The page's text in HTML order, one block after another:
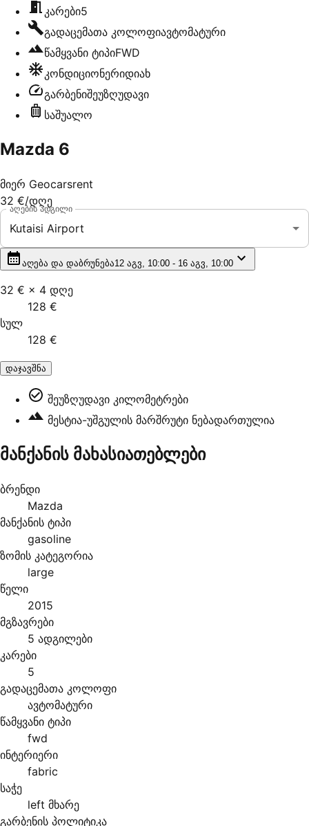
კარები5
გადაცემათა კოლოფიავტომატური
წამყვანი ტიპიFWD
კონდიციონერიდიახ
გარბენიშეუზღუდავი
საშუალო
Mazda 6
მიერ Geocarsrent
32 €/დღე
აღების ადგილი
Kutaisi Airport
აღება და დაბრუნება12 აგვ, 10:00 - 16 აგვ, 10:00
32 € × 4 დღე
128 €
სულ
128 €
დაჯავშნა
შეუზღუდავი კილომეტრები
მესტია-უშგულის მარშრუტი ნებადართულია
მანქანის მახასიათებლები
ბრენდი
Mazda
მანქანის ტიპი
gasoline
ზომის კატეგორია
large
წელი
2015
მგზავრები
5 ადგილები
კარები
5
გადაცემათა კოლოფი
ავტომატური
წამყვანი ტიპი
fwd
ინტერიერი
fabric
საჭე
left მხარე
გარბენის პოლიტიკა